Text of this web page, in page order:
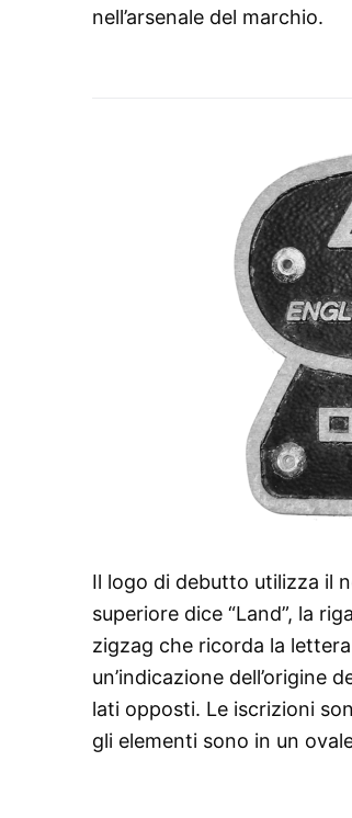
nell’arsenale del marchio.
Il logo di debutto utilizza il
superiore dice “Land”, la
zigzag che ricorda la lettera
un’indicazione dell’origine
lati opposti. Le iscrizioni
gli elementi sono in un